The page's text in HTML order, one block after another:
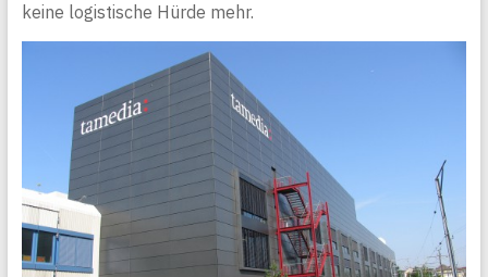
keine logistische Hürde mehr.